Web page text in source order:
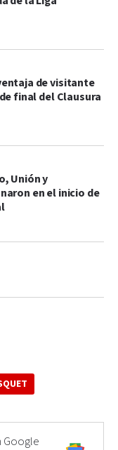
de visitante
final del Clausura
Unión y
en el inicio de
Google